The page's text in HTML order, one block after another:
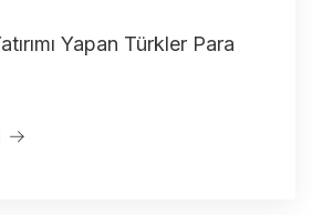
Yapan Türkler Para